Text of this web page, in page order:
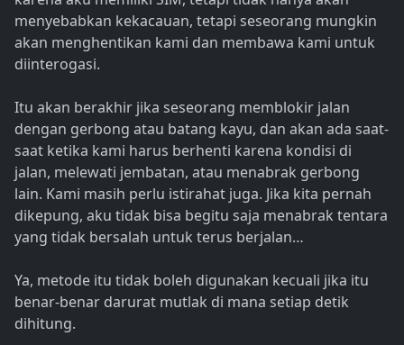
menyebabkan kekacauan, tetapi seseorang mungkin
akan menghentikan kami dan membawa kami untuk
diinterogasi.
Itu akan berakhir jika seseorang memblokir jalan
dengan gerbong atau batang kayu, dan akan ada saat-
saat ketika kami harus berhenti karena kondisi di
jalan, melewati jembatan, atau menabrak gerbong
lain. Kami masih perlu istirahat juga. Jika kita pernah
dikepung, aku tidak bisa begitu saja menabrak tentara
yang tidak bersalah untuk terus berjalan…
Ya, metode itu tidak boleh digunakan kecuali jika itu
benar-benar darurat mutlak di mana setiap detik
dihitung.